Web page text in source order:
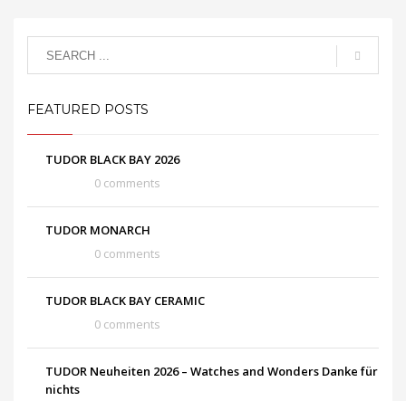
FEATURED POSTS
TUDOR BLACK BAY 2026
0 comments
TUDOR MONARCH
0 comments
TUDOR BLACK BAY CERAMIC
0 comments
TUDOR Neuheiten 2026 – Watches and Wonders Danke für
nichts